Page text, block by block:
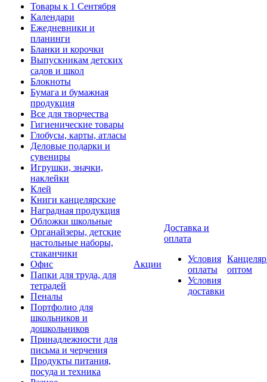
Товары к 1 Сентября
Календари
Ежедневники и
планинги
Бланки и корочки
Выпускникам детских
садов и школ
Блокноты
Бумага и бумажная
продукция
Все для творчества
Гигиенические товары
Глобусы, карты, атласы
Деловые подарки и
сувениры
Игрушки, значки,
наклейки
Клей
Книги канцелярские
Наградная продукция
Обложки школьные
Органайзеры, детские
настольные наборы,
стаканчики
Офис
Папки для труда, для
тетрадей
Пеналы
Портфолио для
школьников и
дошкольников
Принадлежности для
письма и черчения
Продукты питания,
посуда и техника
Акции
Доставка и
оплата
Условия
оплаты
Условия
доставки
оптом